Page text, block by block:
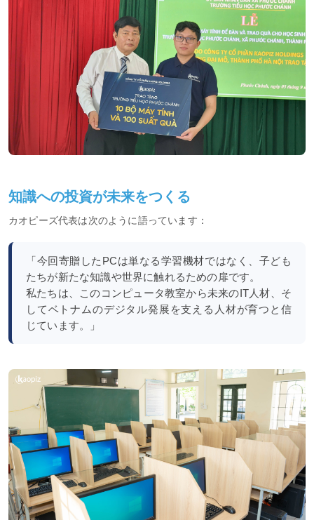
知識への投資が未来をつくる
カオピーズ代表は次のように語っています：
「今回寄贈したPCは単なる学習機材ではなく、子ども
たちが新たな知識や世界に触れるための扉です。
私たちは、このコンピュータ教室から未来のIT人材、そ
してベトナムのデジタル発展を支える人材が育つと信
じています。」